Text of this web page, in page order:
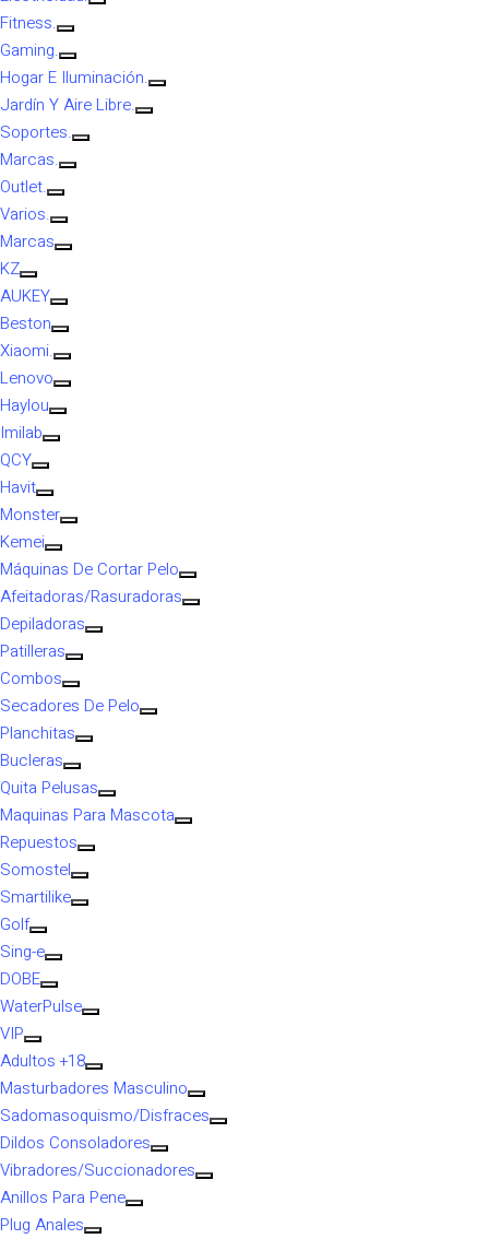
Fitness.
Gaming.
Hogar E Iluminación.
Jardín Y Aire Libre.
Soportes.
Marcas.
Outlet.
Varios.
Marcas
KZ
AUKEY
Beston
Xiaomi.
Lenovo
Haylou
Imilab
QCY
Havit
Monster
Kemei
Máquinas De Cortar Pelo
Afeitadoras/Rasuradoras
Depiladoras
Patilleras
Combos
Secadores De Pelo
Planchitas
Bucleras
Quita Pelusas
Maquinas Para Mascota
Repuestos
Somostel
Smartilike
Golf
Sing-e
DOBE
WaterPulse
VIP
Adultos +18
Masturbadores Masculino
Sadomasoquismo/Disfraces
Dildos Consoladores
Vibradores/Succionadores
Anillos Para Pene
Plug Anales